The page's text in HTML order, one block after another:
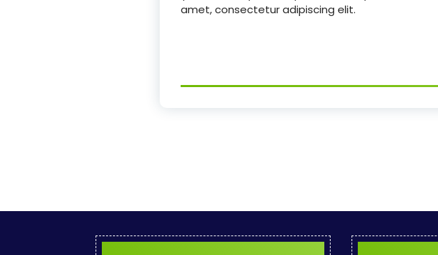
amet, consectetur adipiscing elit.